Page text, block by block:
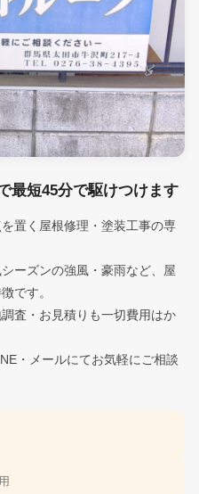
最短45分で駆けつけます
置く屋根修理・塗装工事の専
ーズンの強風・豪雨など、屋
です。
査・お見積りも一切費用はか
・メールにてお気軽にご相談